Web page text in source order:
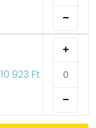
10 923 Ft